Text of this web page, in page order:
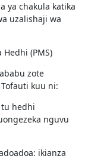
ya chakula katika
uzalishaji wa
(PMS)
zote
kuu ni:
hedhi
nguvu
ikianza